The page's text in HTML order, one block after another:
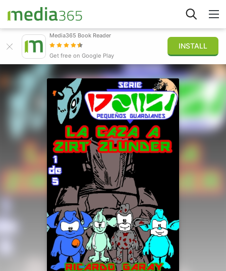
Anmelden
Veröffentlichen
Media365 Book Reader
Get free on Google Play
INSTALL